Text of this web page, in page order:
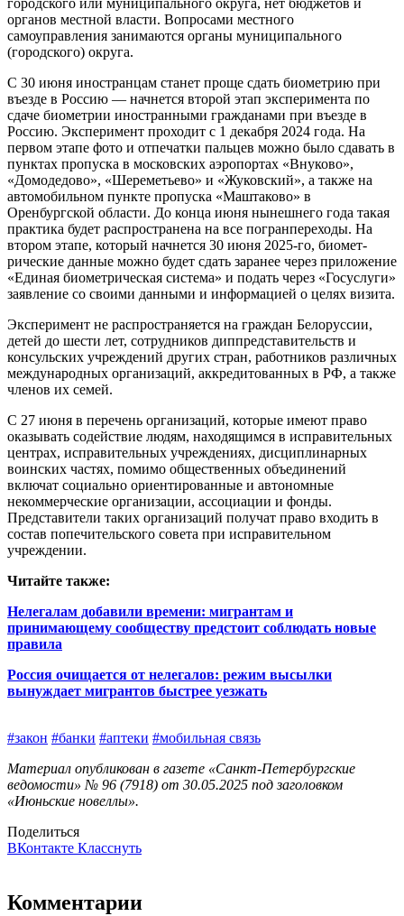
городского или муниципального округа, нет бюджетов и
органов местной власти. Вопросами местного
самоуправления занимаются органы муниципального
(городского) округа.
С 30 июня иностранцам станет проще сдать биометрию при
въезде в Россию — начнется второй этап эксперимента по
сдаче биометрии иностранными гражданами при въезде в
Россию. Эксперимент проходит с 1 декабря 2024 года. На
первом этапе фото и отпечатки пальцев можно было сдавать в
пунктах пропуска в мос­ковских аэропортах «Внуково»,
«Домодедово», «Шереметьево» и «Жуковский», а также на
автомобильном пункте пропуска «Маштаково» в
Оренбургской области. До конца июня нынешнего года такая
практика будет распространена на все погранпереходы. На
втором этапе, который начнется 30 июня 2025‑го, биомет­
рические данные можно будет сдать заранее через приложение
«Единая биометрическая система» и подать через «Госуслуги»
заявление со своими данными и информацией о целях визита.
Эксперимент не распространяется на граждан Белоруссии,
детей до шести лет, сотрудников диппредставительств и
консульских учреждений других стран, работников различных
международных организаций, аккредитованных в РФ, а также
членов их семей.
С 27 июня в перечень организаций, которые имеют право
оказывать содействие людям, находящимся в исправительных
центрах, исправительных учреждениях, дисциплинарных
воинских частях, помимо общественных объединений
включат социально ориентированные и автономные
некоммерческие организации, ассоциации и фонды.
Представители таких организаций получат право входить в
состав попечительского совета при исправительном
учреждении.
Читайте также:
Нелегалам добавили времени: мигрантам и
принимающему сообществу предстоит соблюдать новые
правила
Россия очищается от нелегалов: режим высылки
вынуждает мигрантов быстрее уезжать
#закон #банки #аптеки #мобильная связь
Материал опубликован в газете «Санкт-Петербургские
ведомости» № 96 (7918) от 30.05.2025 под заголовком
«Июньские новеллы».
Поделиться
ВКонтакте Класснуть
Комментарии